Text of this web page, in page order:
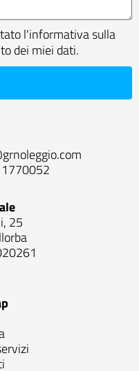
l'informativa sulla
dei miei dati.
25